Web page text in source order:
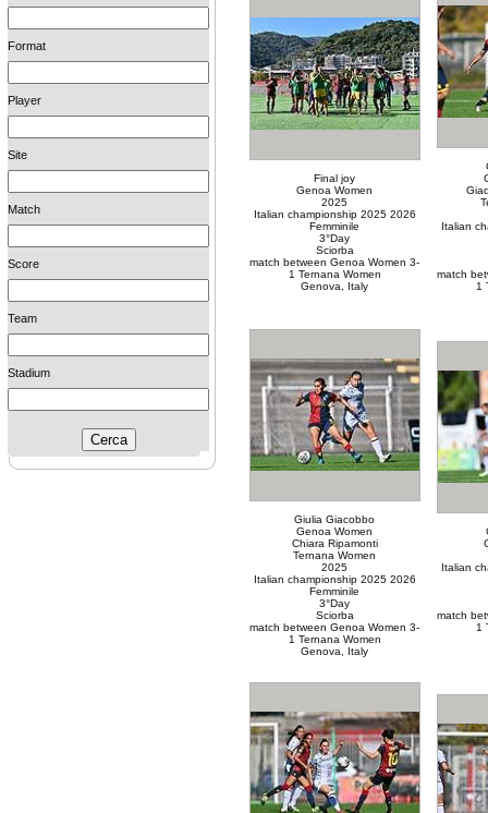
Format
Player
Site
Match
Score
Team
Stadium
Final joy
Genoa Women
2025
Italian championship 2025 2026
Femminile
3°Day
Sciorba
match between Genoa Women 3-
1 Ternana Women
Genova, Italy
Italian
match
1
Giulia Giacobbo
Genoa Women
Chiara Ripamonti
Ternana Women
2025
Italian championship 2025 2026
Femminile
3°Day
Sciorba
match between Genoa Women 3-
1 Ternana Women
Genova, Italy
Italian
match
1